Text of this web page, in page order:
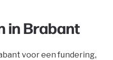
in Brabant
voor een fundering,